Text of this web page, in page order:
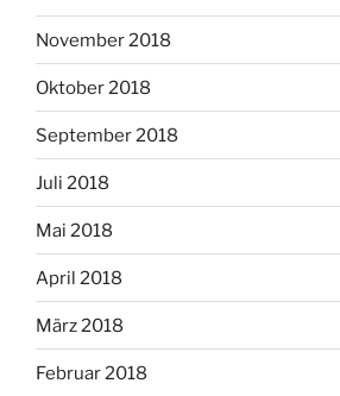
November 2018
Oktober 2018
September 2018
Juli 2018
Mai 2018
April 2018
März 2018
Februar 2018